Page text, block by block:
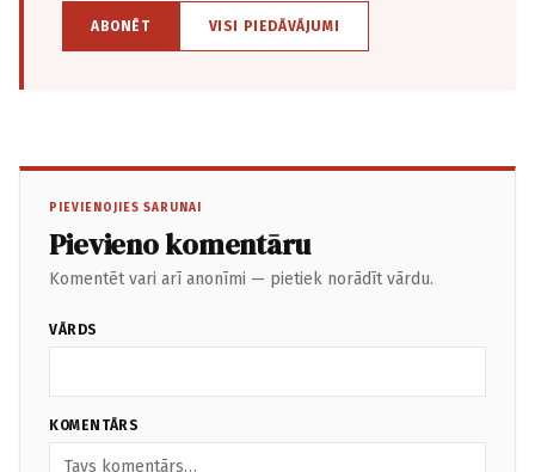
ABONĒT VISI PIEDĀVĀJUMI
PIEVIENOJIES SARUNAI
Pievieno komentāru
Komentēt vari arī anonīmi — pietiek norādīt vārdu.
VĀRDS
KOMENTĀRS